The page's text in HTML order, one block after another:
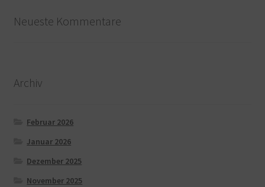
Neueste Kommentare
Archiv
Februar 2026
Januar 2026
Dezember 2025
November 2025